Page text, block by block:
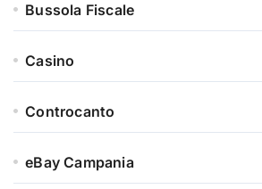
Bussola Fiscale
Casino
Controcanto
eBay Campania